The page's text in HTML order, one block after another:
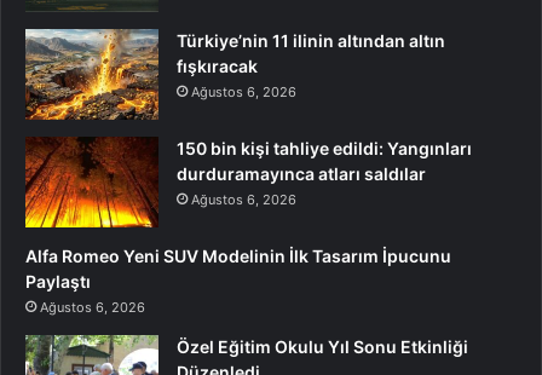
Türkiye’nin 11 ilinin altından altın
fışkıracak
Ağustos 6, 2026
150 bin kişi tahliye edildi: Yangınları
durduramayınca atları saldılar
Ağustos 6, 2026
Alfa Romeo Yeni SUV Modelinin İlk Tasarım İpucunu
Paylaştı
Ağustos 6, 2026
Özel Eğitim Okulu Yıl Sonu Etkinliği